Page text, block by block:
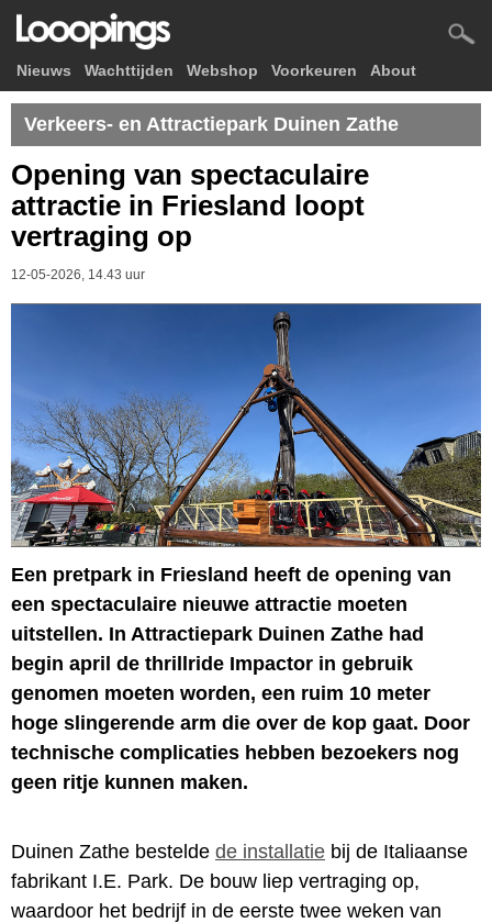
Nieuws Wachttijden Webshop Voorkeuren About
Verkeers- en Attractiepark Duinen Zathe
Opening van spectaculaire
attractie in Friesland loopt
vertraging op
12-05-2026, 14.43 uur
Een pretpark in Friesland heeft de opening van
een spectaculaire nieuwe attractie moeten
uitstellen. In Attractiepark Duinen Zathe had
begin april de thrillride Impactor in gebruik
genomen moeten worden, een ruim 10 meter
hoge slingerende arm die over de kop gaat. Door
technische complicaties hebben bezoekers nog
geen ritje kunnen maken.
Duinen Zathe bestelde de installatie bij de Italiaanse
fabrikant I.E. Park. De bouw liep vertraging op,
waardoor het bedrijf in de eerste twee weken van